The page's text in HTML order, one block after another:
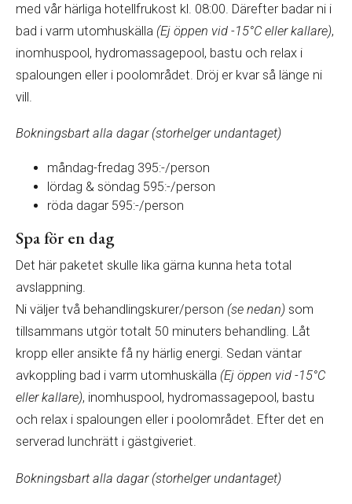
med vår härliga hotellfrukost kl. 08:00. Därefter badar ni i
bad i varm utomhuskälla (Ej öppen vid -15°C eller kallare),
inomhuspool, hydromassagepool, bastu och relax i
spaloungen eller i poolområdet. Dröj er kvar så länge ni
vill.
Bokningsbart alla dagar (storhelger undantaget)
måndag-fredag 395:-/person
lördag & söndag 595:-/person
röda dagar 595:-/person
Spa för en dag
Det här paketet skulle lika gärna kunna heta total
avslappning.
Ni väljer två behandlingskurer/person (se nedan) som
tillsammans utgör totalt 50 minuters behandling. Låt
kropp eller ansikte få ny härlig energi. Sedan väntar
avkoppling bad i varm utomhuskälla (Ej öppen vid -15°C
eller kallare), inomhuspool, hydromassagepool, bastu
och relax i spaloungen eller i poolområdet. Efter det en
serverad lunchrätt i gästgiveriet.
Bokningsbart alla dagar (storhelger undantaget)